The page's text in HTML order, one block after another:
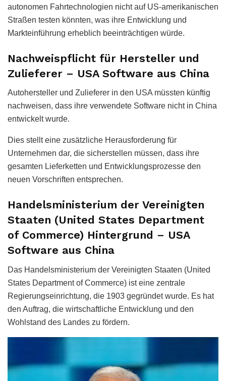
autonomen Fahrtechnologien nicht auf US-amerikanischen
Straßen testen könnten, was ihre Entwicklung und
Markteinführung erheblich beeinträchtigen würde.
Nachweispflicht für Hersteller und
Zulieferer – USA Software aus China
Autohersteller und Zulieferer in den USA müssten künftig
nachweisen, dass ihre verwendete Software nicht in China
entwickelt wurde.
Dies stellt eine zusätzliche Herausforderung für
Unternehmen dar, die sicherstellen müssen, dass ihre
gesamten Lieferketten und Entwicklungsprozesse den
neuen Vorschriften entsprechen.
Handelsministerium der Vereinigten
Staaten (United States Department
of Commerce) Hintergrund – USA
Software aus China
Das Handelsministerium der Vereinigten Staaten (United
States Department of Commerce) ist eine zentrale
Regierungseinrichtung, die 1903 gegründet wurde. Es hat
den Auftrag, die wirtschaftliche Entwicklung und den
Wohlstand des Landes zu fördern.